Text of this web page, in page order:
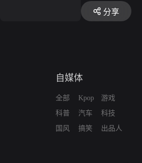
分享
自媒体
全部
科普
国风
Kpop
汽车
搞笑
游戏
科技
出品人